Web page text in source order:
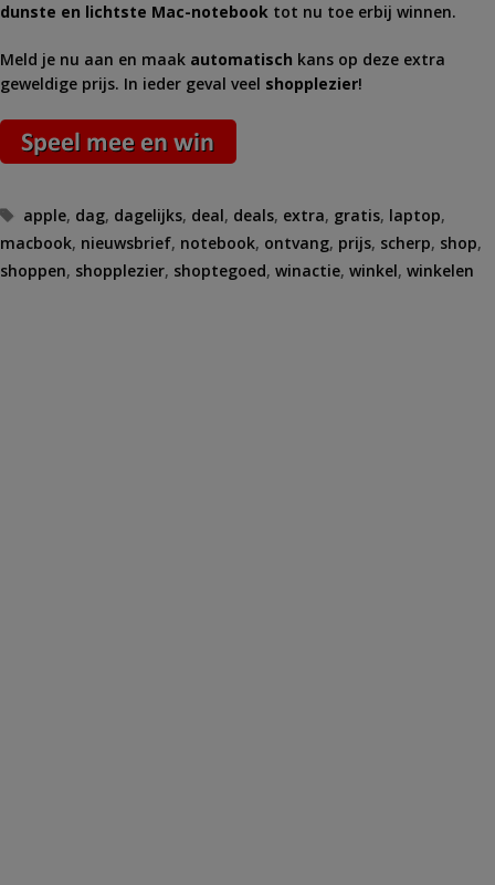
dunste en lichtste Mac-notebook tot nu toe erbij winnen.
Meld je nu aan en maak automatisch kans op deze extra
geweldige prijs. In ieder geval veel shopplezier!
Tags
apple, dag, dagelijks, deal, deals, extra, gratis, laptop,
macbook, nieuwsbrief, notebook, ontvang, prijs, scherp, shop,
shoppen, shopplezier, shoptegoed, winactie, winkel, winkelen